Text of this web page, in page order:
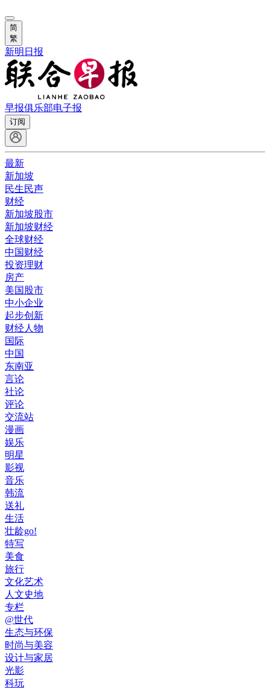
简
繁
新明日报
早报俱乐部电子报
订阅
最新
新加坡
民生民声
财经
新加坡股市
新加坡财经
全球财经
中国财经
投资理财
房产
美国股市
中小企业
起步创新
财经人物
国际
中国
东南亚
言论
社论
评论
交流站
漫画
娱乐
明星
影视
音乐
韩流
送礼
生活
壮龄go!
特写
美食
旅行
文化艺术
人文史地
专栏
@世代
生态与环保
时尚与美容
设计与家居
光影
科玩